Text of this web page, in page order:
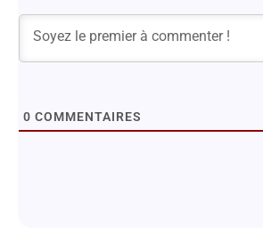
0 COMMENTAIRES